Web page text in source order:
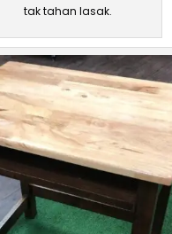
tak tahan lasak.